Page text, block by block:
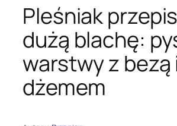
Pleśniak
dużą blachę:
warstwy z bezą
dżemem